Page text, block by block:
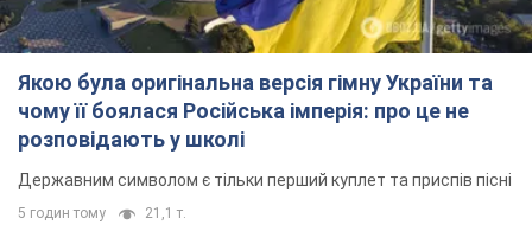
Якою була оригінальна версія гімну України та
чому її боялася Російська імперія: про це не
розповідають у школі
Державним символом є тільки перший куплет та приспів пісні
5 годин тому 21,1 т.